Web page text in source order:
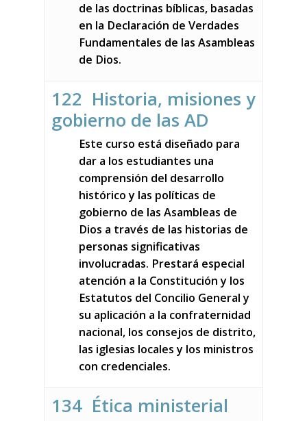
de las doctrinas bíblicas, basadas
en la Declaración de Verdades
Fundamentales de las Asambleas
de Dios.
122 Historia, misiones y
gobierno de las AD
Este curso está diseñado para
dar a los estudiantes una
comprensión del desarrollo
histórico y las políticas de
gobierno de las Asambleas de
Dios a través de las historias de
personas significativas
involucradas. Prestará especial
atención a la Constitución y los
Estatutos del Concilio General y
su aplicación a la confraternidad
nacional, los consejos de distrito,
las iglesias locales y los ministros
con credenciales.
134 Ética ministerial